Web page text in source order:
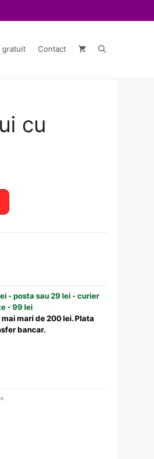
gratuit Contact
cu
- posta sau 29 lei - curier
- 99 lei
mari de 200 lei. Plata
bancar.